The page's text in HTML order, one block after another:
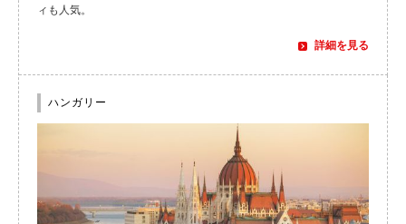
ィも人気。
詳細を見る
ハンガリー